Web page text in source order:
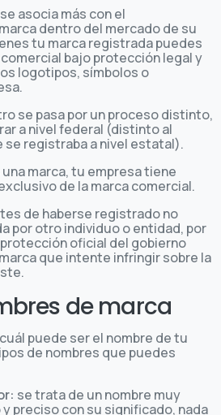
asocia más con el
dentro del mercado de su
tu marca registrada puedes
bajo protección legal y
logotipos, símbolos o
se pasa por un proceso distinto,
a nivel federal (distinto al
se registraba a nivel estatal).
marca, tu empresa tiene
de la marca comercial.
de haberse registrado no
por otro individuo o entidad, por
oficial del gobierno
que intente infringir sobre la
de marca
puede ser el nombre de tu
de nombres que puedes
se trata de un nombre muy
preciso con su significado, nada